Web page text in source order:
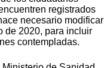
registrados
necesario modificar
de 2020, para incluir
contempladas.